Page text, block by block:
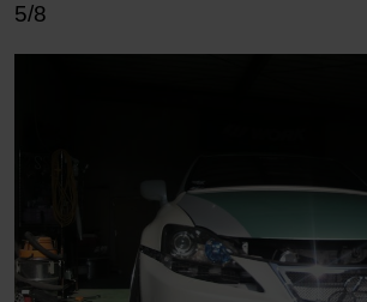
5/8